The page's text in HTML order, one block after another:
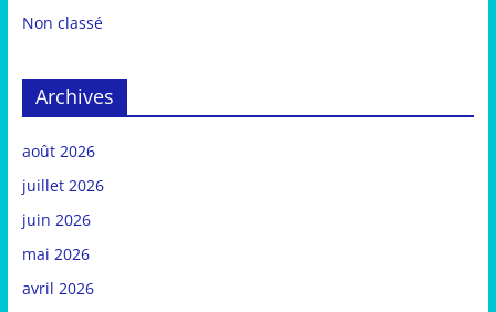
Non classé
Archives
août 2026
juillet 2026
juin 2026
mai 2026
avril 2026